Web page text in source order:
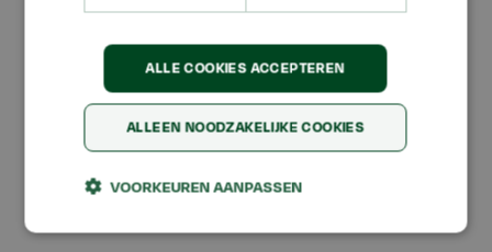
ALLE COOKIES ACCEPTEREN
ALLEEN NOODZAKELIJKE COOKIES
VOORKEUREN AANPASSEN